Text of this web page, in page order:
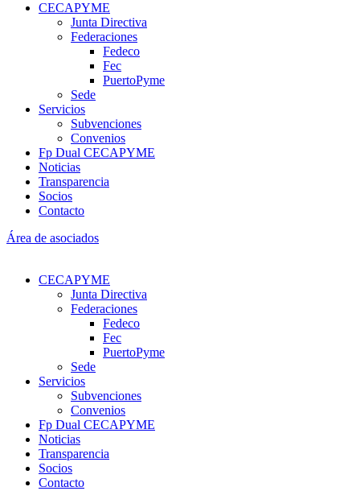
CECAPYME
Junta Directiva
Federaciones
Fedeco
Fec
PuertoPyme
Sede
Servicios
Subvenciones
Convenios
Fp Dual CECAPYME
Noticias
Transparencia
Socios
Contacto
Área de asociados
CECAPYME
Junta Directiva
Federaciones
Fedeco
Fec
PuertoPyme
Sede
Servicios
Subvenciones
Convenios
Fp Dual CECAPYME
Noticias
Transparencia
Socios
Contacto